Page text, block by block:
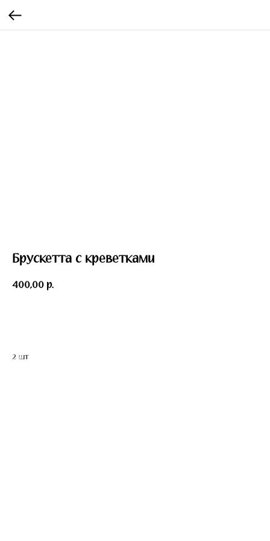
Брускетта с креветками
400,00 р.
2 шт